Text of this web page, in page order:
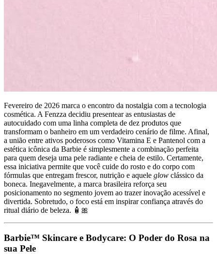
Fevereiro de 2026 marca o encontro da nostalgia com a tecnologia
cosmética. A Fenzza decidiu presentear as entusiastas de
autocuidado com uma linha completa de dez produtos que
transformam o banheiro em um verdadeiro cenário de filme. Afinal,
a união entre ativos poderosos como Vitamina E e Pantenol com a
estética icônica da Barbie é simplesmente a combinação perfeita
para quem deseja uma pele radiante e cheia de estilo. Certamente,
essa iniciativa permite que você cuide do rosto e do corpo com
fórmulas que entregam frescor, nutrição e aquele glow clássico da
boneca. Inegavelmente, a marca brasileira reforça seu
posicionamento no segmento jovem ao trazer inovação acessível e
divertida. Sobretudo, o foco está em inspirar confiança através do
ritual diário de beleza. 🧴🎀
Barbie™ Skincare e Bodycare: O Poder do Rosa na
sua Pele